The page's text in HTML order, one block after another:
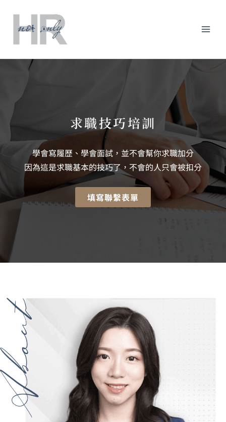
求職技巧培訓
學會寫履歷、學會面試，並不會幫你求職加分
因為這是求職基本的技巧了，不會的人只會被扣分
填寫聯繫表單